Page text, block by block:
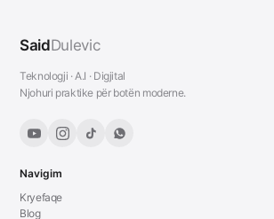
SaidDulevic
Teknologji · A.I · Digjital
Njohuri praktike për botën moderne.
Navigim
Kryefaqe
Blog